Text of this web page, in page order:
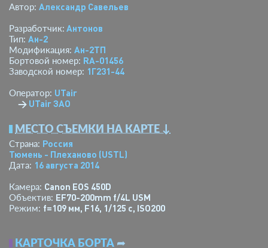
Автор: Александр Савельев
Разработчик: Антонов
Тип: Ан-2
Модификация: Ан-2ТП
Бортовой номер: RA-01456
Заводской номер: 1Г231-44
Оператор: UTair
→ UTair ЗАО
МЕСТО СЪЕМКИ НА КАРТЕ ↓
Страна: Россия
Тюмень - Плеханово (USTL)
Дата: 16 августа 2014
Камера: Canon EOS 450D
Объектив: EF70-200mm f/4L USM
Режим: f=109 мм, F16, 1/125 с, ISO200
КАРТОЧКА БОРТА ➦